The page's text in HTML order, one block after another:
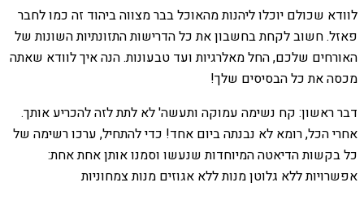
לוודא שכולם יוכלו ליהנות מהאוכל בבר מצווה ביהוד זה כמו לחבר
פאזל. חשוב לקחת בחשבון את כל הדרישות התזונתיות השונות של
האורחים שלכם, החל מאלרגיות ועד טבעונות. הנה איך לוודא שאתה
מכסה את כל הבסיסים שלך!
דבר ראשון: קח נשימה עמוקה ותעשה' לא לתת לזה להכריע אותך.
אחרי הכל, רומא לא נבנתה ביום אחד! כדי להתחיל, ערכו רשימה של
כל בקשות הדיאטה המיוחדות שנעשו וסמנו אותן אחת אחת:
אפשרויות ללא גלוטן מנות ללא אגוזים מנות צמחוניות